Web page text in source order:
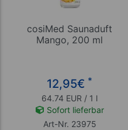
cosiMed Saunaduft
Mango, 200 ml
12,95€ *
64.74 EUR / 1 l
Sofort lieferbar
Art-Nr. 23975